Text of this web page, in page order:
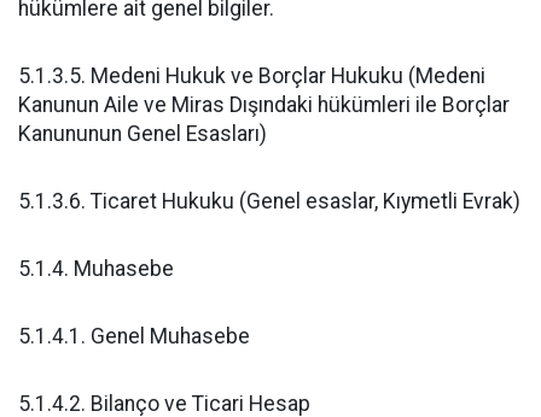
hükümlere ait genel bilgiler.
5.1.3.5. Medeni Hukuk ve Borçlar Hukuku (Medeni
Kanunun Aile ve Miras Dışındaki hükümleri ile Borçlar
Kanununun Genel Esasları)
5.1.3.6. Ticaret Hukuku (Genel esaslar, Kıymetli Evrak)
5.1.4. Muhasebe
5.1.4.1. Genel Muhasebe
5.1.4.2. Bilanço ve Ticari Hesap